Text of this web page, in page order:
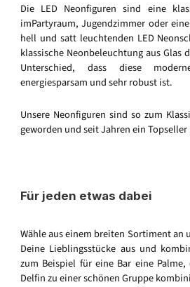
Die LED Neonfiguren sind eine
imPartyraum, Jugendzimmer oder
hell und satt leuchtenden LED
klassische Neonbeleuchtung aus Glas
Unterschied, dass diese
energiesparsam und sehr robust ist.
Unsere Neonfiguren sind so zum
geworden und seit Jahren ein
Für jeden etwas dabei
Wähle aus einem breiten Sortiment an
Deine Lieblingsstücke aus und
zum Beispiel für eine Bar eine
Delfin zu einer schönen Gruppe